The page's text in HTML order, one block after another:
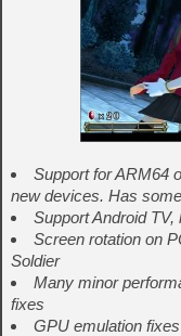
Support for ARM64
new devices. Has
Support Android
Screen rotation on
Soldier
Many minor
fixes
GPU emulation